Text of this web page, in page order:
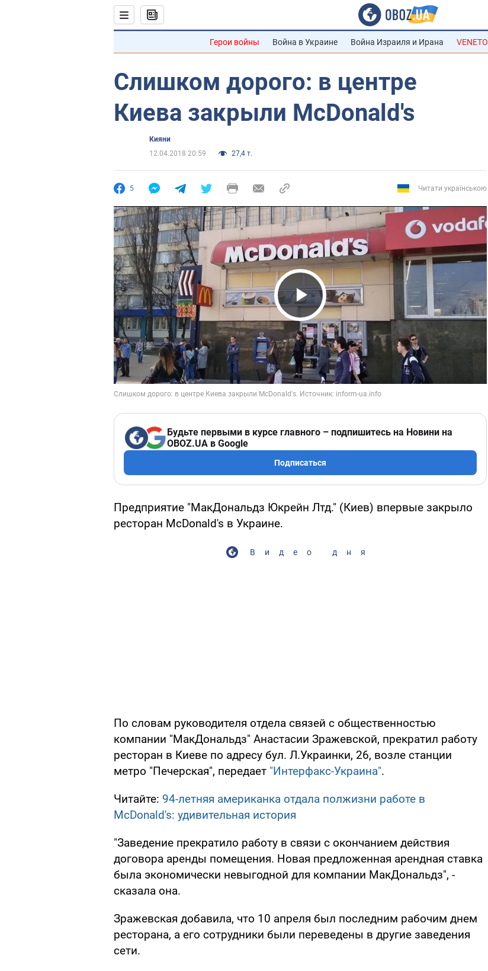
Герои войны Война в Украине Война Израиля и Ирана VENETO
Слишком дорого: в центре
Киева закрыли McDonald's
Кияни
12.04.2018 20:59
27,4 т.
5 Читати українською
Play Video
Будьте первыми в курсе главного – подпишитесь на Новини на
OBOZ.UA в Google
Подписаться
Предприятие "МакДональдз Юкрейн Лтд." (Киев) впервые закрыло
ресторан McDonald's в Украине.
Видео дня
По словам руководителя отдела связей с общественностью
компании "МакДональдз" Анастасии Зражевской, прекратил работу
ресторан в Киеве по адресу бул. Л.Украинки, 26, возле станции
метро "Печерская", передает "Интерфакс-Украина".
Читайте: 94-летняя американка отдала полжизни работе в
McDonald's: удивительная история
"Заведение прекратило работу в связи с окончанием действия
договора аренды помещения. Новая предложенная арендная ставка
была экономически невыгодной для компании МакДональдз", -
сказала она.
Зражевская добавила, что 10 апреля был последним рабочим днем
ресторана, а его сотрудники были переведены в другие заведения
сети.